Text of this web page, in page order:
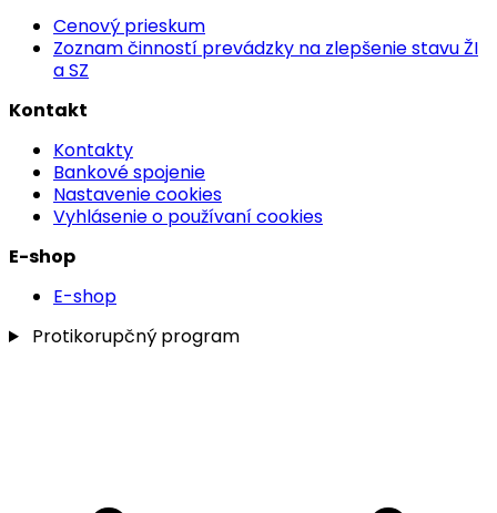
Cenový prieskum
Zoznam činností prevádzky na zlepšenie stavu ŽI
a SZ
Kontakt
Kontakty
Bankové spojenie
Nastavenie cookies
Vyhlásenie o používaní cookies
E-shop
E-shop
Protikorupčný program